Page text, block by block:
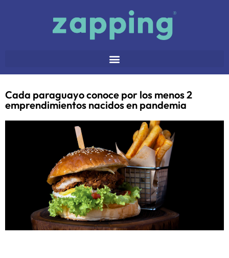
Cada paraguayo conoce por los menos 2
emprendimientos nacidos en pandemia